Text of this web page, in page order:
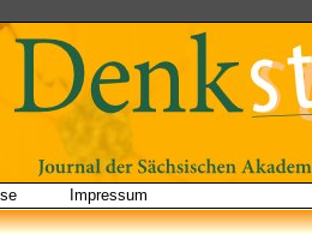
Impressum